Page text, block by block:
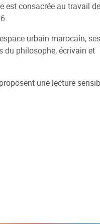
Médiathèques du réseau
Arpajon-sur-Cère
Jussac
Saint-Paul-des-Landes
Sélections
Sites jeunesse
Autres rendez-vous
Expositions
Des rendez-vous toute
Réseau Info Jeunes
Recherche de logement
Site internet du réseau
est consacrée au travail de
urbain marocain, ses
du philosophe, écrivain et
une lecture